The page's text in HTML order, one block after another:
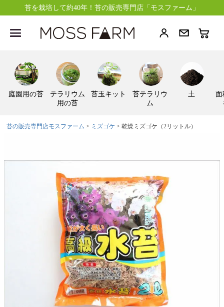
苔を栽培して約40年！苔の販売専門店「モスファーム」
庭園用の苔
テラリウム
用の苔
苔玉キット
苔テラリウ
ム
土
苔の販売専門店モスファーム ミズゴケ 乾燥ミズゴケ（2リットル）